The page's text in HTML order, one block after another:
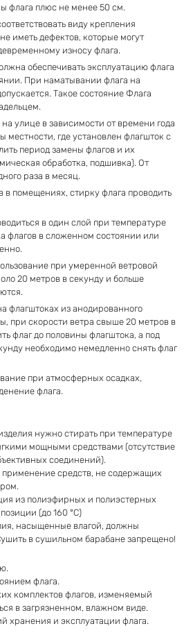
флага плюс не менее 50 см.
виду крепления
иметь дефектов, которые могут
износу флага.
обеспечивать эксплуатацию флага
При наматывании флага на
Такое состояние Флага
улице в зависимости от времени года
местности, где установлен флагшток с
период замены флагов и их
обработка, подшивка). От
раза в месяц.
в помещениях, стирку флага проводить
в один слой при температуре
флагов в сложенном состоянии или
при умеренной ветровой
20 метров в секунду и больше
флагштоках из анодированного
при скорости ветра свыше 20 метров в
флаг до половины флагштока, а под
необходимо немедленно снять флаг
при атмосферных осадках,
флага.
нужно стирать при температуре
мощными средствами (отсутствие
соединений).
применение средств, не содержащих
из полиэфирных и полиэстерных
(до 160 °C)
насыщенные влагой, должны
в сушильном барабане запрещено!
флага.
комплектов флагов, изменяемый
в загрязненном, влажном виде.
хранения и эксплуатации флага.